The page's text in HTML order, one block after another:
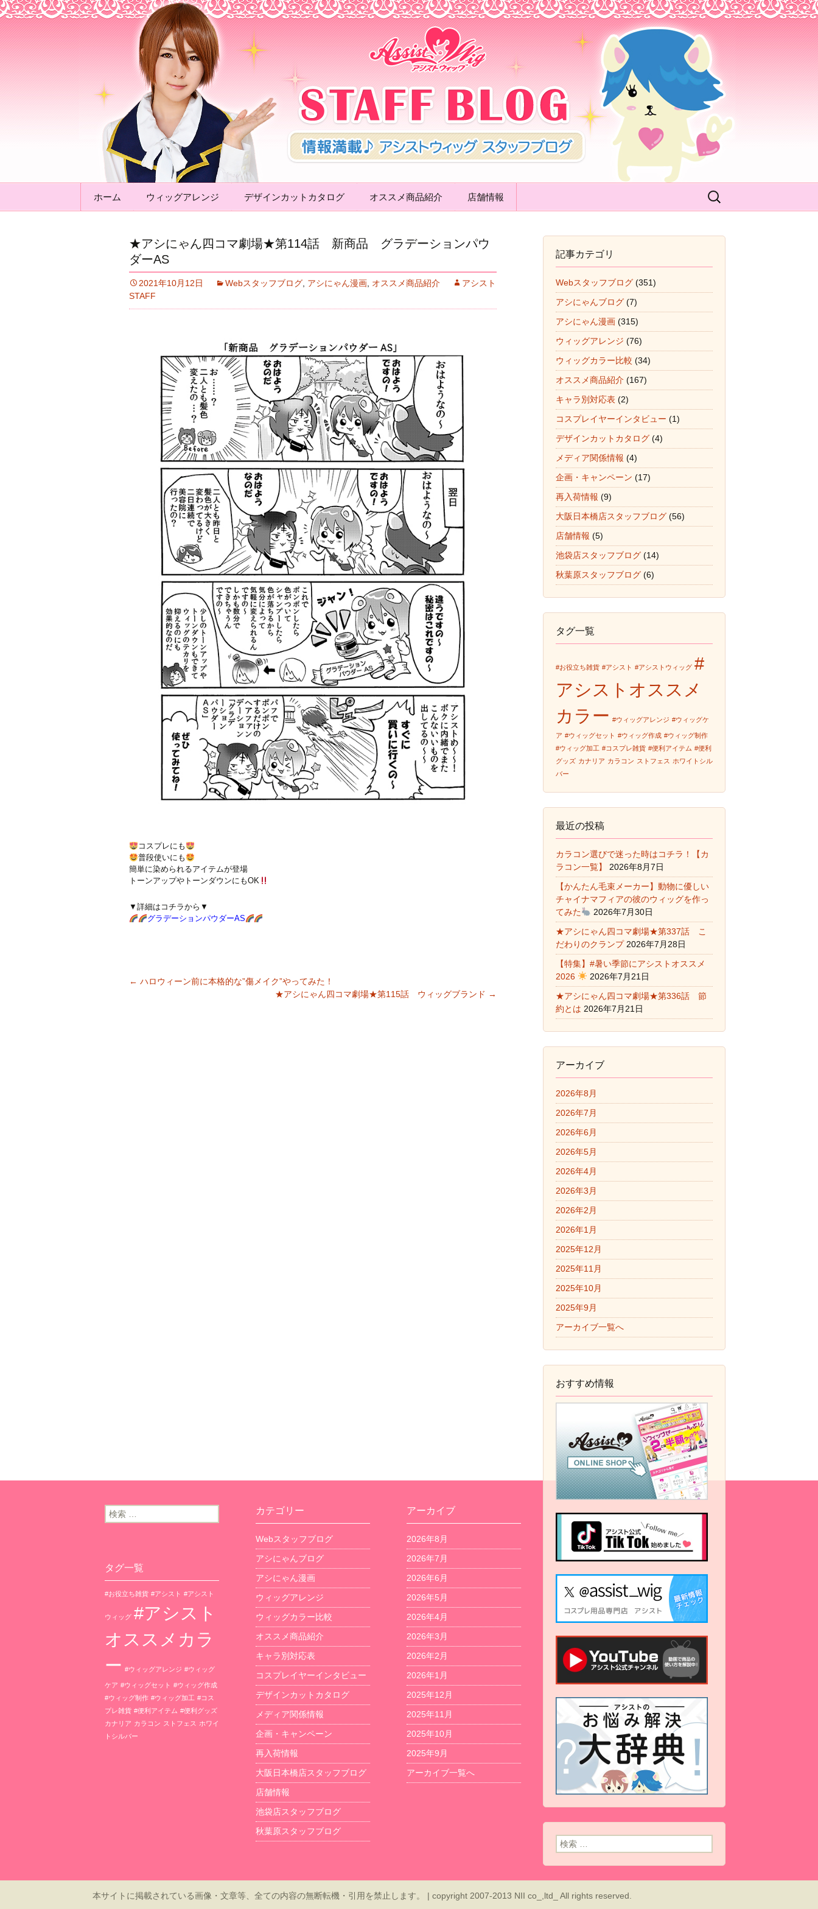
アシストウィッグ STAFF BLOG
ホーム ウィッグアレンジ デザインカットカタログ オススメ商品紹介 店舗情報
検
★アシにゃん四コマ劇場★第114話 新商品 グラデーションパウ
ダーAS
2021年10月12日 Webスタッフブログ アシにゃん漫画 オススメ商品紹介
アシスト
STAFF
コスプレにも
普段使いにも
簡単に染められるアイテムが登場
トーンアップやトーンダウンにもOK
▼詳細はコチラから▼
グラデーションパウダーAS
← ハロウィーン前に本格的な”傷メイク”やってみた！
★アシにゃん四コマ劇場★第115話 ウィッグブランド →
記事カテゴリ
Webスタッフブログ (351)
アシにゃんブログ (7)
アシにゃん漫画 (315)
ウィッグアレンジ (76)
ウィッグカラー比較 (34)
オススメ商品紹介 (167)
キャラ別対応表 (2)
コスプレイヤーインタビュー (1)
デザインカットカタログ (4)
メディア関係情報 (4)
企画・キャンペーン (17)
再入荷情報 (9)
大阪日本橋店スタッフブログ (56)
店舗情報 (5)
池袋店スタッフブログ (14)
秋葉原スタッフブログ (6)
タグ一覧
#お役立ち雑貨 #アシスト #アシストウィッグ #
アシストオススメ
カラー #ウィッグアレンジ #ウィッグケ
ア #ウィッグセット #ウィッグ作成 #ウィッグ制作
#ウィッグ加工 #コスプレ雑貨 #便利アイテム #便利
グッズ カナリア カラコン ストフェス ホワイトシル
バー
最近の投稿
カラコン選びで迷った時はコチラ！【カ
ラコン一覧】
2026年8月7日
【かんたん毛束メーカー】動物に優しい
チャイナマフィアの彼のウィッグを作っ
てみた
2026年7月30日
★アシにゃん四コマ劇場★第337話 こ
だわりのクランプ 2026年7月28日
【特集】#暑い季節にアシストオススメ
2026
2026年7月21日
★アシにゃん四コマ劇場★第336話 節
約とは 2026年7月21日
アーカイブ
2026年8月
2026年7月
2026年6月
2026年5月
2026年4月
2026年3月
2026年2月
2026年1月
2025年12月
2025年11月
2025年10月
2025年9月
アーカイブ一覧へ
おすすめ情報
検索:
検索: カテゴリー
Webスタッフブログ
アシにゃんブログ
アシにゃん漫画
ウィッグアレンジ
ウィッグカラー比較
オススメ商品紹介
キャラ別対応表
コスプレイヤーインタビュー
デザインカットカタログ
メディア関係情報
企画・キャンペーン
再入荷情報
大阪日本橋店スタッフブログ
店舗情報
池袋店スタッフブログ
秋葉原スタッフブログ
アーカイブ
2026年8月
2026年7月
2026年6月
2026年5月
2026年4月
2026年3月
2026年2月
2026年1月
2025年12月
2025年11月
2025年10月
2025年9月
アーカイブ一覧へ
タグ一覧
#お役立ち雑貨 #アシスト #アシスト
ウィッグ #アシスト
オススメカラ
ー #ウィッグアレンジ #ウィッグ
ケア #ウィッグセット #ウィッグ作成
#ウィッグ制作 #ウィッグ加工 #コス
プレ雑貨 #便利アイテム #便利グッズ
カナリア カラコン ストフェス ホワイ
トシルバー
本サイトに掲載されている画像・文章等、全ての内容の無断転機・引用を禁止します。 | copyright 2007-2013 NII co_,ltd_ All rights reserved.